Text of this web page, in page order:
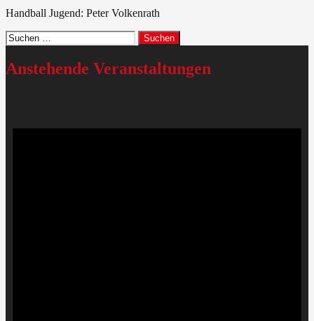
Handball Jugend: Peter Volkenrath
Suchen
nach:
Anstehende Veranstaltungen